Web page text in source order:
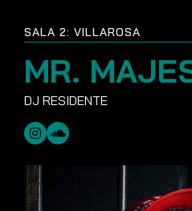
SALA 2: VILLAROSA
MR.